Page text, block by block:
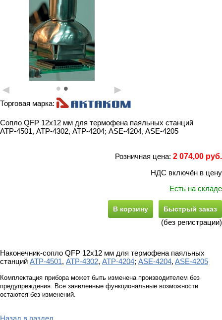
• •
◄ ►
Торговая марка:
Сопло QFP 12х12 мм для термофена паяльных станций
АТР-4501, АТР-4302, АТР-4204; ASE-4204, ASE-4205
Розничная цена: 2 074,00 руб.
НДС включён в цену
Есть на складе
В корзину Быстрый заказ
(без регистрации)
Наконечник-сопло QFP 12х12 мм для термофена паяльных
станций АТР-4501, АТР-4302, АТР-4204; ASE-4204, ASE-4205
Комплектация прибора может быть изменена производителем без
предупреждения. Все заявленные функциональные возможности
остаются без изменений.